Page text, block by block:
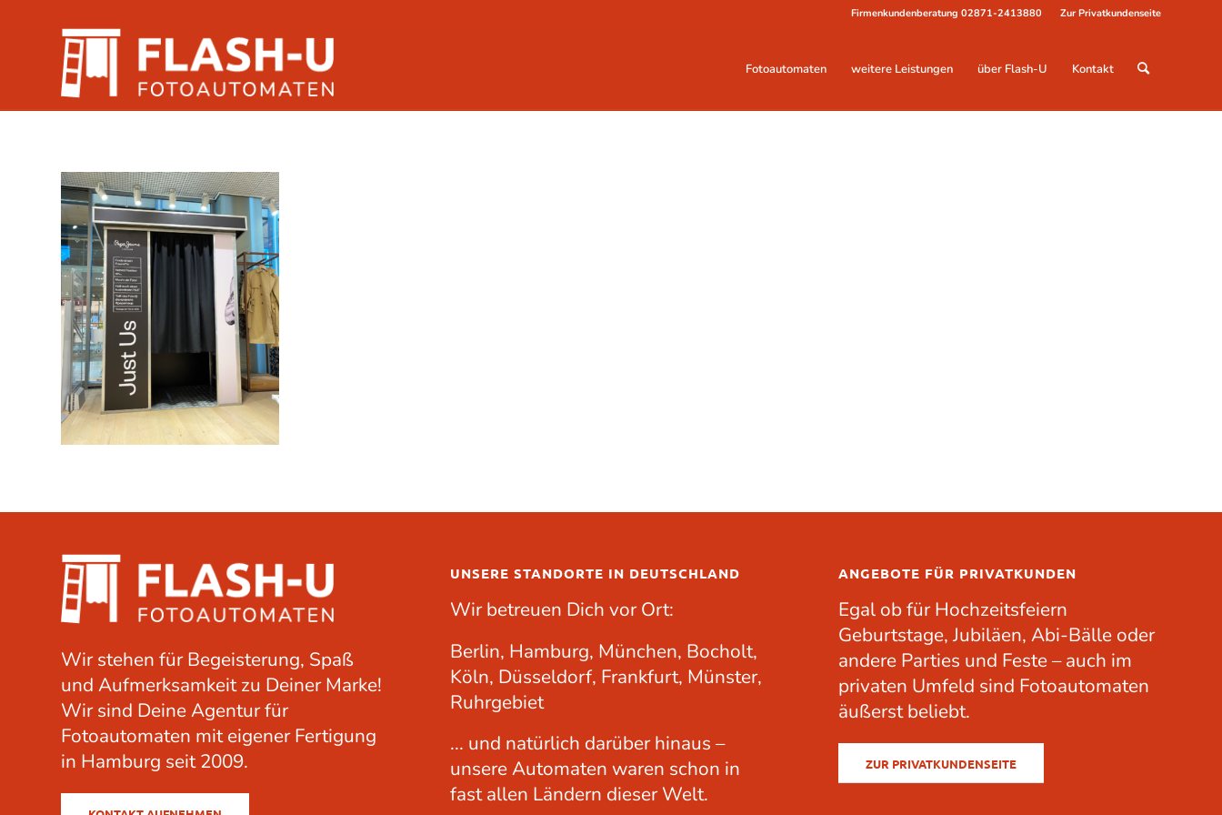
Zur Privatkundenseite
Firmenkundenberatung 02871-2413880
Fotoautomaten weitere Leistungen über Flash-U Kontakt
Wir stehen für Begeisterung, Spaß
und Aufmerksamkeit zu Deiner Marke!
Wir sind Deine Agentur für
Fotoautomaten mit eigener Fertigung
in Hamburg seit 2009.
UNSERE STANDORTE IN DEUTSCHLAND
Wir betreuen Dich vor Ort:
Berlin, Hamburg, München, Bocholt,
Köln, Düsseldorf, Frankfurt, Münster,
Ruhrgebiet
... und natürlich darüber hinaus –
unsere Automaten waren schon in
fast allen Ländern dieser Welt.
ANGEBOTE FÜR PRIVATKUNDEN
Egal ob fürHochzeitsfeiern
Geburtstage,Jubiläen, Abi-Bälle oder
andere Parties und Feste – auch im
privaten Umfeld sind Fotoautomaten
äußerst beliebt.
ZUR PRIVATKUNDENSEITE